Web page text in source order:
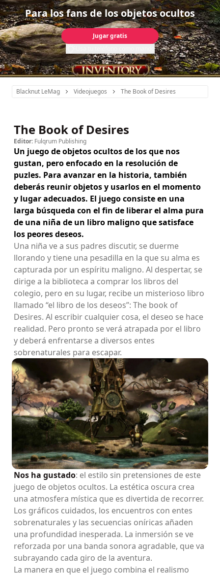
Para los fans de los objetos ocultos
Jugar gratis
Blacknut LeMag Videojuegos The Book of Desires
The Book of Desires
Editor: Fulqrum Publishing
Un juego de objetos ocultos de los que nos
gustan, pero enfocado en la resolución de
puzles. Para avanzar en la historia, también
deberás reunir objetos y usarlos en el momento
y lugar adecuados. El juego consiste en una
larga búsqueda con el fin de liberar el alma pura
de una niña de un libro maligno que satisface
los peores deseos.
Una niña ve a sus padres discutir, se duerme
llorando y tiene una pesadilla en la que su alma es
capturada por un espíritu maligno. Al despertar, se
dirige a la biblioteca a comprar los libros del
colegio, pero en su lugar, recibe un misterioso libro
llamado “el libro de los deseos”: The book of
Desires. Al escribir cualquier cosa, el deseo se hace
realidad. Pero pronto se verá atrapada por el libro
y deberá enfrentarse a diversos entes
sobrenaturales para escapar.
Nos ha gustado: el estilo sin pretensiones de este
juego de objetos ocultos. La estética oscura crea
una atmosfera mística que es divertida de recorrer.
Los gráficos cuidados, los encuentros con entes
sobrenaturales y las secuencias oníricas añaden
una profundidad inesperada. La inmersión se ve
reforzada por una banda sonora agradable, que va
subrayando cada giro de la aventura.
La manera en que el juego combina el realismo